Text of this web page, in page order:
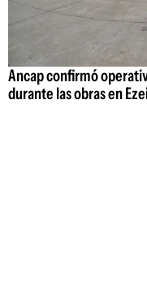
Ancap confirmó
durante las obras en